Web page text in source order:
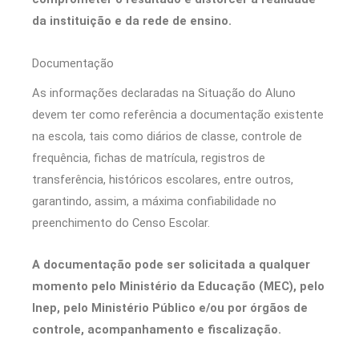
da instituição e da rede de ensino.
Documentação
As informações declaradas na Situação do Aluno
devem ter como referência a documentação existente
na escola, tais como diários de classe, controle de
frequência, fichas de matrícula, registros de
transferência, históricos escolares, entre outros,
garantindo, assim, a máxima confiabilidade no
preenchimento do Censo Escolar.
A documentação pode ser solicitada a qualquer
momento pelo Ministério da Educação (MEC), pelo
Inep, pelo Ministério Público e/ou por órgãos de
controle, acompanhamento e fiscalização.